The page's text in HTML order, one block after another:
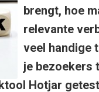
brengt, hoe
relevante
veel handige
je bezoekers
Hotjar